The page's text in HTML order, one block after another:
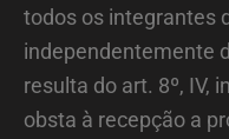
todos os integrantes
independentemente
resulta do art. 8º, IV,
obsta à recepção a